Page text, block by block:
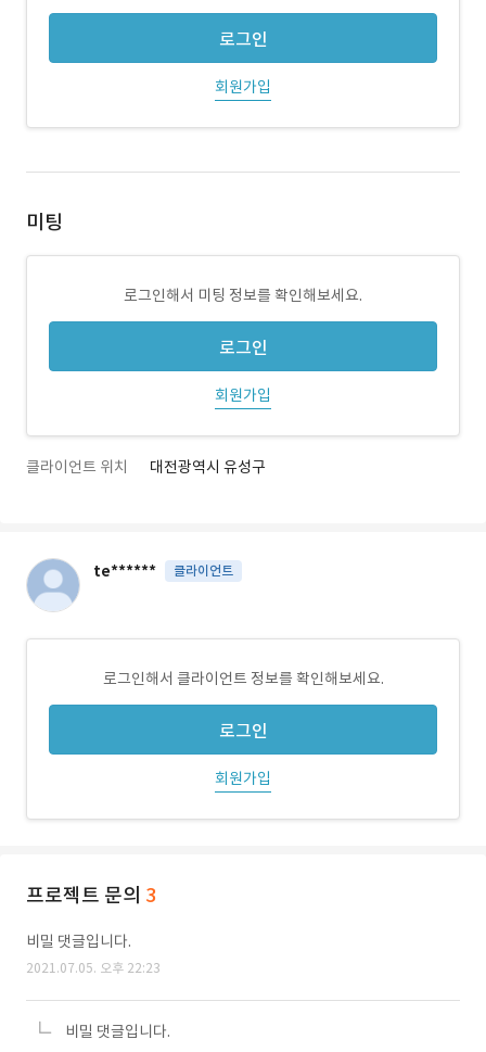
로그인
회원가입
미팅
로그인해서 미팅 정보를 확인해보세요.
로그인
회원가입
클라이언트 위치 대전광역시 유성구
te****** 클라이언트
로그인해서 클라이언트 정보를 확인해보세요.
로그인
회원가입
프로젝트 문의 3
비밀 댓글입니다.
2021.07.05. 오후 22:23
비밀 댓글입니다.